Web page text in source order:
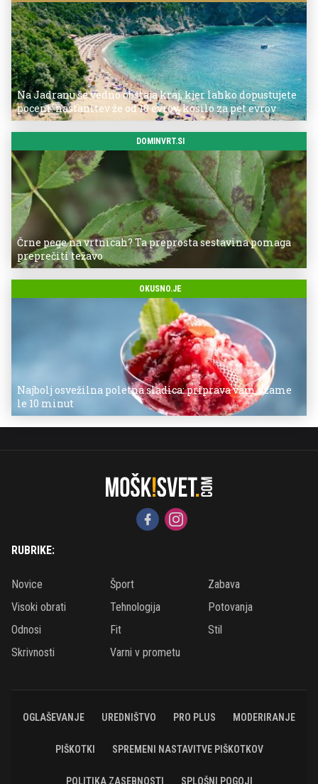
Na Jadranu še vedno obstaja kraj, kjer lahko dopustujete
poceni: nastanitev že od 10 evrov, kosilo za pet evrov
DOMINVRT.SI
Črne pege na vrtnicah? Ta preprosta sestavina pomaga
preprečiti težavo
OKUSNO.JE
Najbolj osvežilna poletna sladica: priprava vam vzame
le 10 minut
RUBRIKE:
Novice Šport
Zabava
Visoki obrati
Tehnologija
Potovanja
Odnosi
Fit
Stil
Skrivnosti
Varni v prometu
OGLAŠEVANJE UREDNIŠTVO PRO PLUS MODERIRANJE
PIŠKOTKI SPREMENI NASTAVITVE PIŠKOTKOV
POLITIKA ZASEBNOSTI SPLOŠNI POGOJI